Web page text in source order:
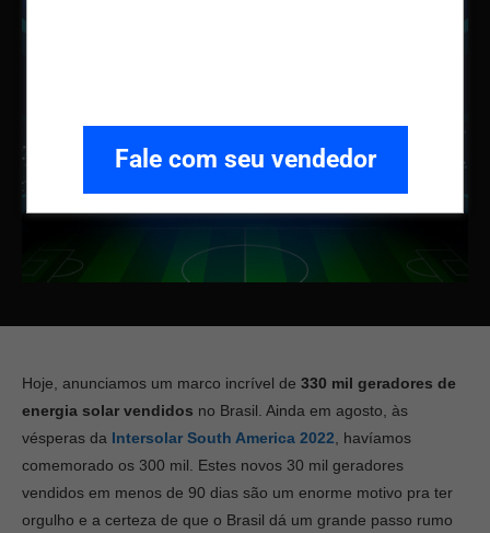
Fale com seu vendedor
Hoje, anunciamos um marco incrível de 330 mil geradores de
energia solar vendidos no Brasil. Ainda em agosto, às
vésperas da Intersolar South America 2022 , havíamos
comemorado os 300 mil. Estes novos 30 mil geradores
vendidos em menos de 90 dias são um enorme motivo pra ter
orgulho e a certeza de que o Brasil dá um grande passo rumo